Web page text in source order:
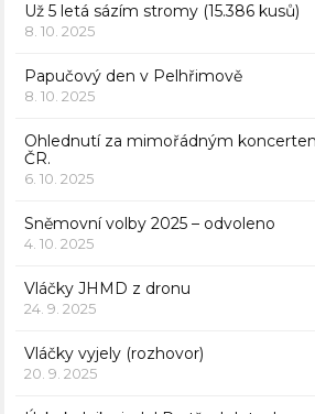
Už 5 letá sázím stromy (15.386 kusů)
8. 10. 2025
Papučový den v Pelhřimově
8. 10. 2025
Ohlednutí za mimořádným
ČR.
6. 10. 2025
Sněmovní volby 2025 – odvoleno
4. 10. 2025
Vláčky JHMD z dronu
24. 9. 2025
Vláčky vyjely (rozhovor)
20. 9. 2025